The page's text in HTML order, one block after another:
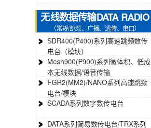
无线数据传输DATA RADIO
（常规/跳频、广播、透传、串口）
SDR400(P400)系列高速跳频数传
电台（模块）
Mesh900(P900)系列微体积、低成
本无线数据/语音传输
FGR2(MM2)/NANO系列高速跳频
电台/模块
SCADA系列数字数传电台
DATA系列简易数传电台/TRX系列